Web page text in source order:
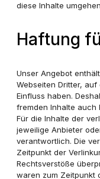
diese Inhalte
Haftung
Unser Angebot
Webseiten Dritter,
Einfluss haben.
fremden Inhalte auch
Für die Inhalte der
jeweilige Anbieter
verantwortlich. Die
Zeitpunkt der
Rechtsverstöße
waren zum Zeitpunkt